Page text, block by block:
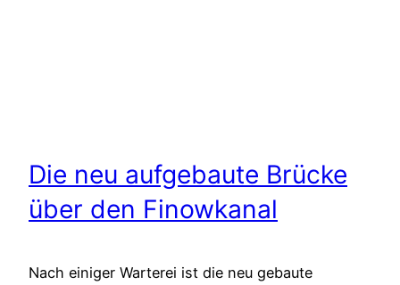
Die neu aufgebaute Brücke
über den Finowkanal
Nach einiger Warterei ist die neu gebaute